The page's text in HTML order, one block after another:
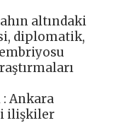
altındaki
diplomatik,
Ankara
ilişkiler